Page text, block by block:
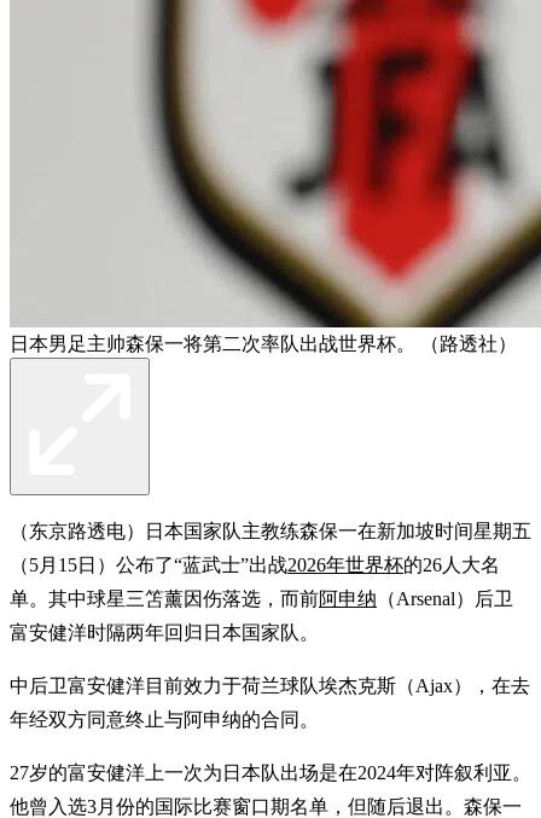
日本男足主帅森保一将第二次率队出战世界杯。 （路透社）
（东京路透电）日本国家队主教练森保一在新加坡时间星期五
（5月15日）公布了“蓝武士”出战2026年世界杯的26人大名
单。其中球星三笘薰因伤落选，而前阿申纳 （Arsenal）后卫
富安健洋时隔两年回归日本国家队。
中后卫富安健洋目前效力于荷兰球队埃杰克斯（Ajax），在去
年经双方同意终止与阿申纳的合同。
27岁的富安健洋上一次为日本队出场是在2024年对阵叙利亚。
他曾入选3月份的国际比赛窗口期名单，但随后退出。森保一